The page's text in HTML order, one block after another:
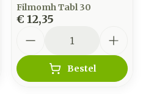
Filmomh Tabl 30
€ 12,35
Bestel